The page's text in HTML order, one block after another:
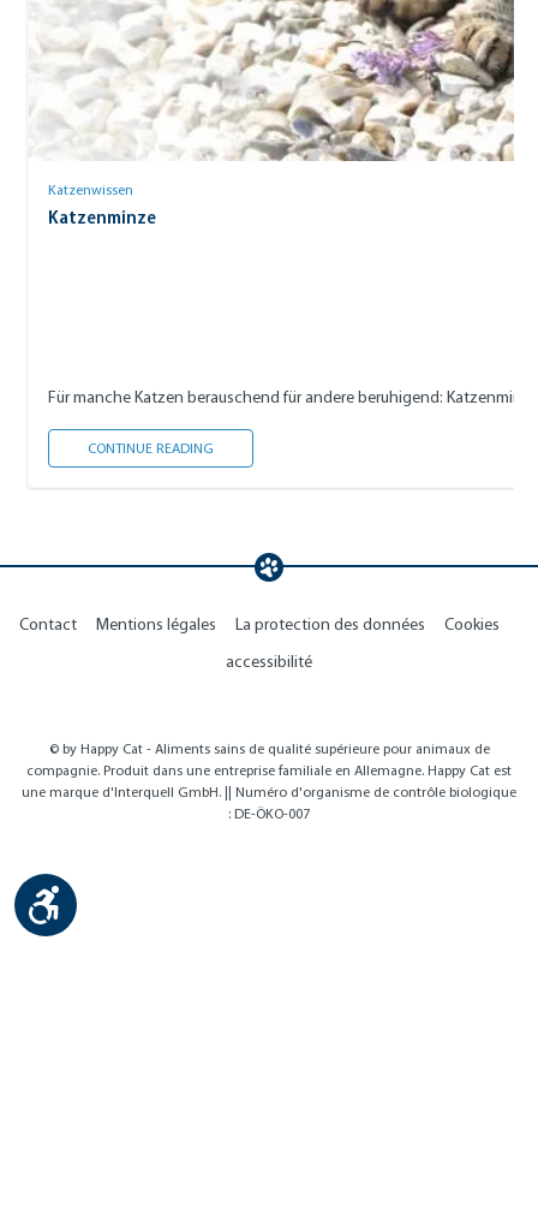
Katzenwissen
Katzenminze
Für manche Katzen berauschend für andere beruhigend:
CONTINUE READING
Contact Mentions légales La protection des données
Cookies
accessibilité
© by Happy Cat - Aliments sains de qualité supérieure pour animaux de
compagnie. Produit dans une entreprise familiale en Allemagne. Happy Cat est
une marque d'Interquell GmbH. || Numéro d'organisme de contrôle biologique
: DE-ÖKO-007
Show toolbar